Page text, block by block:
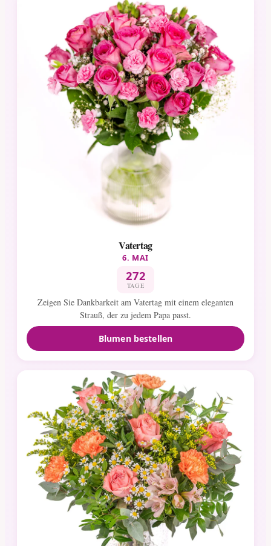
Vatertag
6. MAI
272
TAGE
Zeigen Sie Dankbarkeit am Vatertag mit einem eleganten
Strauß, der zu jedem Papa passt.
Blumen bestellen